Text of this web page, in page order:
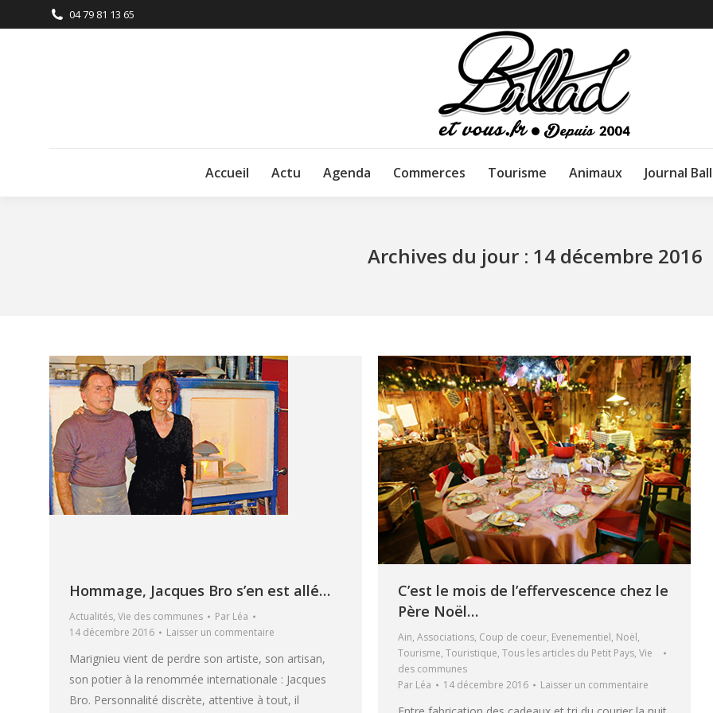
04 79 81 13 65
Accueil Actu Agenda Commerces Tourisme Animaux Journal
Archives du jour : 14 décembre 2016
Hommage, Jacques Bro s’en est allé…
Actualités, Vie des communes Par Léa
14 décembre 2016
Laisser un commentaire
Marignieu vient de perdre son artiste, son artisan,
son potier à la renommée internationale : Jacques
Bro. Personnalité discrète, attentive à tout, il
C’est le mois de l’effervescence chez le
Père Noël…
Ain, Associations, Coup de coeur, Evenementiel, Noël,
Tourisme, Touristique, Tous les articles du Petit Pays, Vie
des communes
Par Léa 14 décembre 2016 Laisser un commentaire